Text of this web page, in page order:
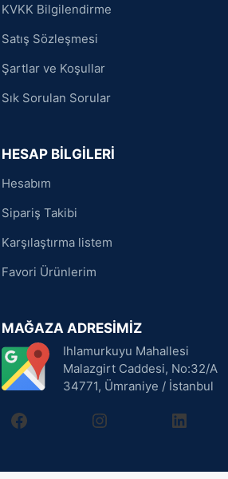
KVKK Bilgilendirme
Satış Sözleşmesi
Şartlar ve Koşullar
Sık Sorulan Sorular
HESAP BİLGİLERİ
Hesabım
Sipariş Takibi
Karşılaştırma listem
Favori Ürünlerim
MAĞAZA ADRESİMİZ
Ihlamurkuyu Mahallesi
Malazgirt Caddesi, No:32/A
34771, Ümraniye / İstanbul
facebookinstagramlinkedin